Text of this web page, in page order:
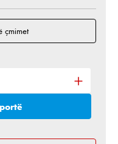
çmimet
e dëshiruar